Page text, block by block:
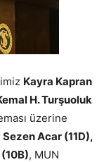
Kayra Kapran
H. Turşuoluk
üzerine
Sezen Acar (11D),
, MUN